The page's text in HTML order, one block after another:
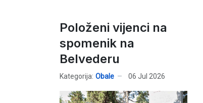
Položeni vijenci na
spomenik na
Belvederu
Kategorija: Obale 06 Jul 2026